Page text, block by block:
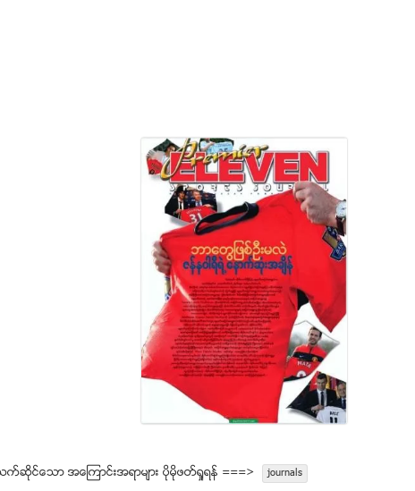
ဆုိင္ေသာ အေၾကာင္းအရာမ်ား ပုိမုိဖတ္ရႈရန္ ===> journals